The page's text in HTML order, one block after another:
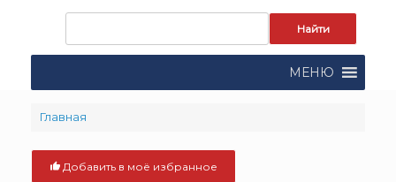
поиска:
МЕНЮ
Главная
Добавить в моё избранное